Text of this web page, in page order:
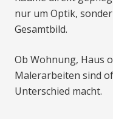
nur um Optik,
Gesamtbild.
Ob Wohnung, Haus
Malerarbeiten sind
Unterschied macht.